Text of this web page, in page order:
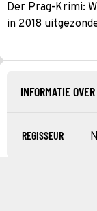
Der Prag-Krimi:
in 2018
INFORMATIE
REGISSEUR